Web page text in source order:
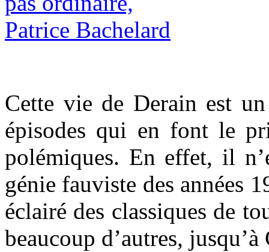
Cette vie de Derain est
épisodes qui en font le
polémiques. En effet, il
génie fauviste des années
éclairé des classiques de
beaucoup d’autres,